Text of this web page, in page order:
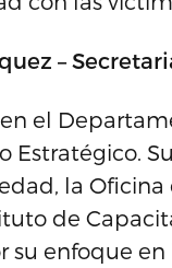
–
el
Estratégico.
la
de
su enfoque